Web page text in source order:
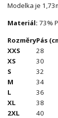
Modelka je
Materiál: 73%
RozměryPás
XXS
28
XS
30
S
32
M
34
L
36
XL
38
2XL
40